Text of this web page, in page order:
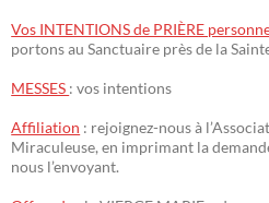
Vos INTENTIONS de PRIÈRE
portons au Sanctuaire près de la
MESSES : vos intentions
Affiliation : rejoignez-nous à
Miraculeuse, en imprimant la
nous l’envoyant.